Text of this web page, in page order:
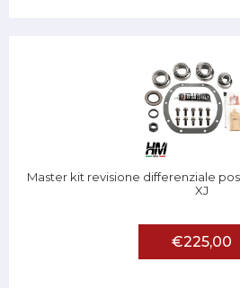
Master kit revisione differenziale
XJ
€225,00